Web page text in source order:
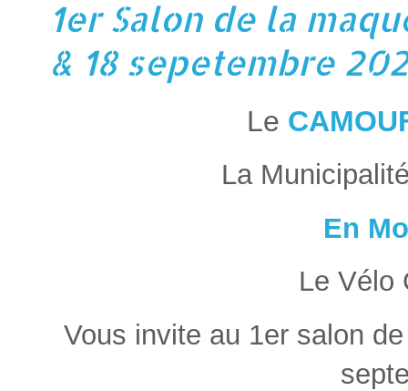
1er Salon de la
& 18 sepetembre
Le
La
En
Le Vélo
Vous invite au 1er salon